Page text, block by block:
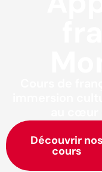
Découvrir nos
cours